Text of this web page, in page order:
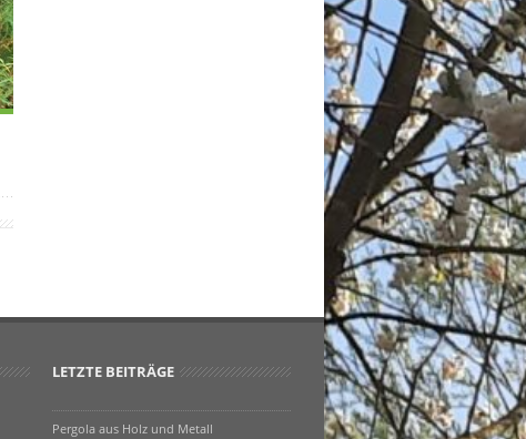
LETZTE BEITRÄGE
Pergola aus Holz und Metall